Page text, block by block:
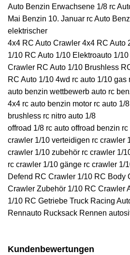
Auto Benzin Erwachsene 1/8 rc
Mai Benzin 10. Januar rc Auto
elektrischer
4x4 RC Auto Crawler 4x4 RC Auto
1/10 RC Auto 1/10 Elektroauto 1/
Crawler RC Auto 1/10 Brushless
RC Auto 1/10 4wd rc auto 1/10 gas
auto benzin wettbewerb auto rc
4x4 rc auto benzin motor rc auto 1/
brushless rc nitro auto 1/8
offroad 1/8 rc auto offroad benzin
crawler 1/10 verteidigen rc crawler
crawler 1/10 zubehör rc crawler 1/
rc crawler 1/10 gänge rc crawler 1/
Defend RC Crawler 1/10 RC Body
Crawler Zubehör 1/10 RC Crawler
1/10 RC Getriebe Truck Racing
Rennauto Rucksack Rennen
Kundenbewertungen